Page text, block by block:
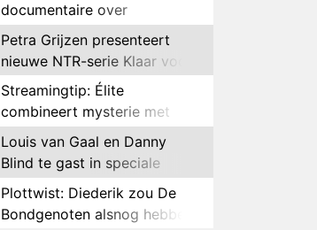
documentaire over
hockeyster Yibbi Jansen
Petra Grijzen presenteert
nieuwe NTR-serie Klaar voor
de oorlog
Streamingtip: Élite
combineert mysterie met
romantie
Louis van Gaal en Danny
Blind te gast in speciale
aflevering van Tussen de
Palen
Plottwist: Diederik zou De
Bondgenoten alsnog hebben